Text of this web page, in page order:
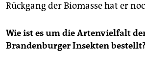
Rückgang der Biomasse hat er
Wie ist es um die Artenvielfalt
Brandenburger Insekten bestellt?